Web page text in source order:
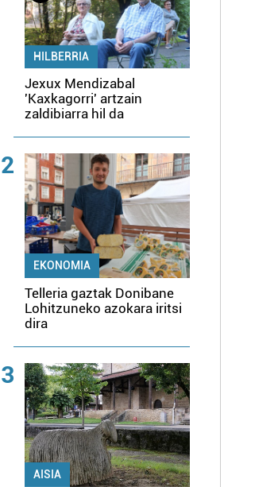
HILBERRIA
Jexux Mendizabal
'Kaxkagorri' artzain
zaldibiarra hil da
2
EKONOMIA
Telleria gaztak Donibane
Lohitzuneko azokara iritsi
dira
3
AISIA